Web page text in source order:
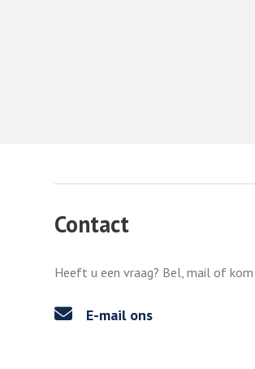
Contact
Heeft u een vraag? Bel, mail of
E-mail ons